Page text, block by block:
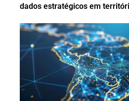
dados estratégicos em